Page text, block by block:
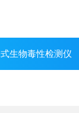
生物毒性检测仪